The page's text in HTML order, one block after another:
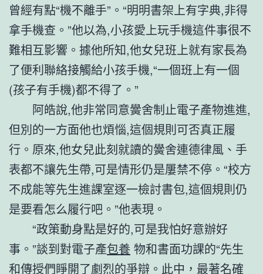
曾經有點“機不離手”。“明明書架上有字典,非得
拿手機查。”他以為,小孩愛上玩手機這件事很不
難相互影響。據他所知,他女兒班上就有家長為
了便利聯絡接觸給小孩手機,“一個班上有一個
(孩子有手機)都不得了。”
阿皓說,他非常同意黌舍制止電子產物進進,
但別的一方面他也煩惱,這個規則可否真正履
行。原來,他女兒此刻就讀的黌舍連德律風、手
表都不讓先生帶,可是情形仍是屢禁不停。“校方
不成能等先生進課室逐一檢討書包,這個規則仍
是要看怎么履行吧。”他表現。
“政策動身點是好的,可是我怕好意辦好
事。”談到對電子產包養 物和書面功課的“先生
和傳授們睜開了劇烈的爭辯。此中，最著名確